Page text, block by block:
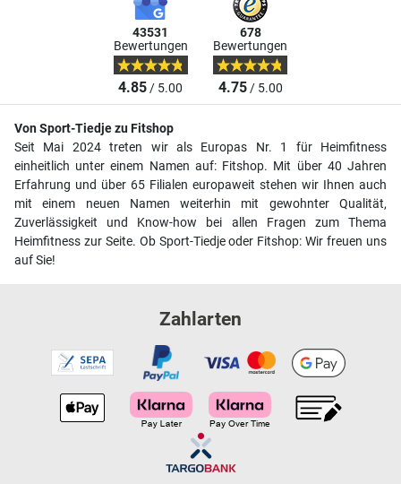
43531
Bewertungen
4.85/ 5.00
678
Bewertungen
4.75/ 5.00
Von Sport-Tiedje zu Fitshop
Seit Mai 2024 treten wir als Europas Nr. 1 für Heimfitness
einheitlich unter einem Namen auf: Fitshop. Mit über 40 Jahren
Erfahrung und über 65 Filialen europaweit stehen wir Ihnen auch
mit einem neuen Namen weiterhin mit gewohnter Qualität,
Zuverlässigkeit und Know-how bei allen Fragen zum Thema
Heimfitness zur Seite. Ob Sport-Tiedje oder Fitshop: Wir freuen uns
auf Sie!
Zahlarten